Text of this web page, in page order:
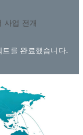
사업 전개
를 완료했습니다.